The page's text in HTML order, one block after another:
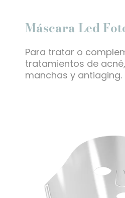
Máscara Led
Para tratar o
tratamientos de
manchas y antiaging.